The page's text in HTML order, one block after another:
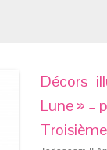
Décors
Lune » –